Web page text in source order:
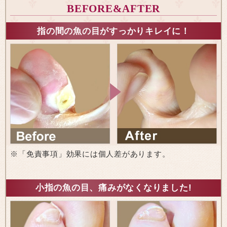
BEFORE&AFTER
指の間の魚の目がすっかりキレイに！
※「免責事項」効果には個人差があります。
小指の魚の目、痛みがなくなりました!